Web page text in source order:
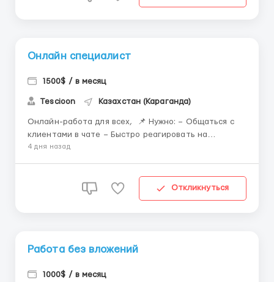
Онлайн специалист
1500$ / в месяц
Tescioon Казахстан (Караганда)
Онлайн-работа для всех, 📌 Нужно: – Общаться с
клиентами в чате – Быстро реагировать на
сообщения – Создавать комфортную атмосферу
4 дня назад
Откликнуться
Работа без вложений
1000$ / в месяц